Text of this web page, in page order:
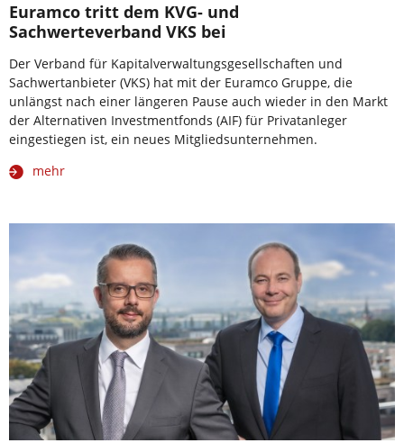
Euramco tritt dem KVG- und
Sachwerteverband VKS bei
Der Verband für Kapitalverwaltungsgesellschaften und
Sachwertanbieter (VKS) hat mit der Euramco Gruppe, die
unlängst nach einer längeren Pause auch wieder in den Markt
der Alternativen Investmentfonds (AIF) für Privatanleger
eingestiegen ist, ein neues Mitgliedsunternehmen.
mehr